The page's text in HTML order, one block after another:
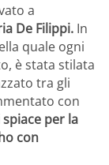
a
De Filippi. In
quale ogni
è stata stilata
tra gli
con
spiace per la
con